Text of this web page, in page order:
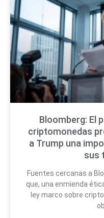
Bloomberg: El
criptomonedas
a Trump una
sus
Fuentes cercanas a
que, una enmienda
ley marco sobre